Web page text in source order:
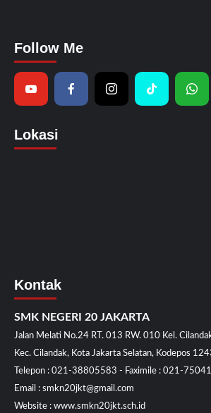
Follow Me
Lokasi
Kontak
SMK NEGERI 20 JAKARTA
Jalan Melati No.24 RT. 013 RW. 010 Kel.
Kec. Cilandak, Kota Jakarta Selatan, Kodepos
Telepon : 021-38805583 - Faximile : 021-
Email : smkn20jkt@gmail.com
Website : www.smkn20jkt.sch.id